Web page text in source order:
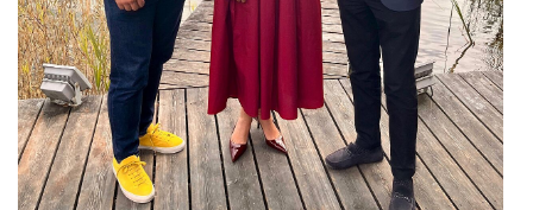
NEOH
Nespresso
Neudoerfler
OBI
Oral-B